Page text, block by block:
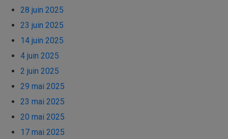
28 juin 2025
23 juin 2025
14 juin 2025
4 juin 2025
2 juin 2025
29 mai 2025
23 mai 2025
20 mai 2025
17 mai 2025